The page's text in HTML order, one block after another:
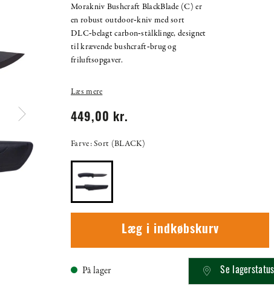
Morakniv Bushcraft BlackBlade (C) er
en robust outdoor‑kniv med sort
DLC‑belagt carbon‑stålklinge, designet
til krævende bushcraft‑brug og
friluftsopgaver.
Læs mere
449,00 kr.
Farve: Sort (BLACK)
Læg i indkøbskurv
På lager Se